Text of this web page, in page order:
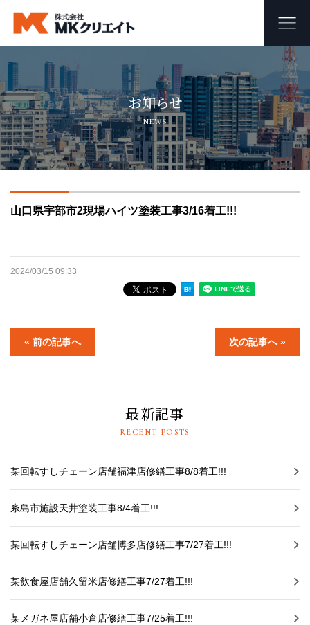
ホーム
MKクリエイトのワンストップ自社施工
ビル・マンション・商業施設の大規模修繕工事
外壁塗装・防水工事
オフィス・店舗の内装リフォーム・リノベーション
プライバシーポリシー
お知らせ
スタッフブログ
お知らせ
NEWS
山口県宇部市2現場ハイツ塗装工事3/16着工!!!
2024/03/15 09:33
« 前の記事へ 次の記事へ »
最新記事
RECENT POSTS
某回転すしチェーン店舗福津店修繕工事8/8着工!!!
糸島市施設天井塗装工事8/4着工!!!
某回転すしチェーン店舗博多店修繕工事7/27着工!!!
某飲食屋店舗久留米店修繕工事7/27着工!!!
某メガネ屋店舗小倉店修繕工事7/25着工!!!